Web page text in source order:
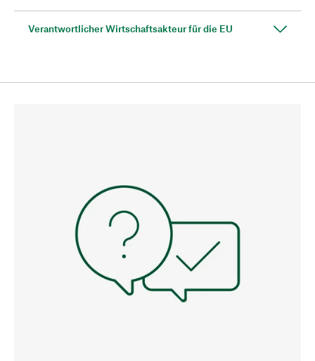
Verantwortlicher Wirtschaftsakteur für die EU